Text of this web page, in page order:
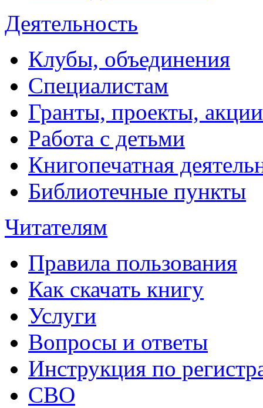
Деятельность
Клубы, объединения
Специалистам
Гранты, проекты, акции
Работа с детьми
Книгопечатная
Библиотечные пункты
Читателям
Правила пользования
Как скачать книгу
Услуги
Вопросы и ответы
Инструкция по
СВО